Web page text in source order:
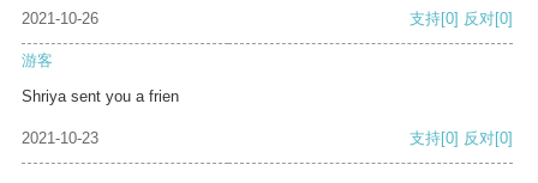
2021-10-26 支持[0] 反对[0]
游客
Shriya sent you a frien
2021-10-23 支持[0] 反对[0]